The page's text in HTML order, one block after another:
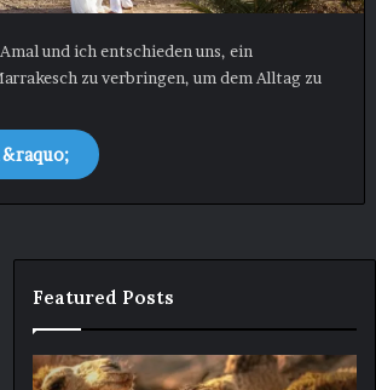
und ich entschieden uns, ein
zu verbringen, um dem Alltag zu
Featured Posts
The